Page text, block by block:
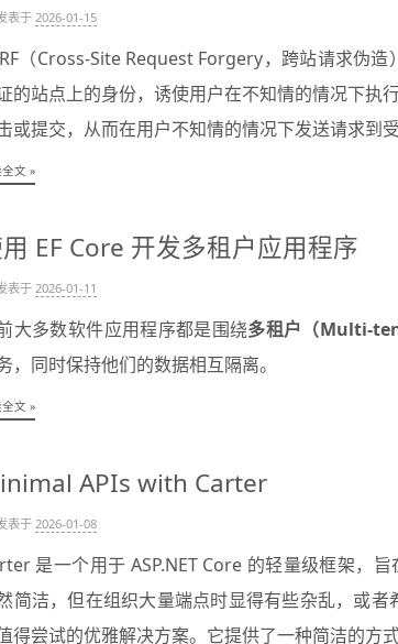
表于 2026-01-15
（Cross-Site Request Forgery，跨站请求伪
的站点上的身份，诱使用户在不知情的情况下执
或提交，从而在用户不知情的情况下发送请求到
文 »
EF Core 开发多租户应用程序
表于 2026-01-11
大多数软件应用程序都是围绕多租户（Multi-
，同时保持他们的数据相互隔离。
文 »
APIs with Carter
表于 2026-01-08
是一个用于 ASP.NET Core 的轻量级框架，
简洁，但在组织大量端点时显得有些杂乱，或
得尝试的优雅解决方案。它提供了一种简洁的方